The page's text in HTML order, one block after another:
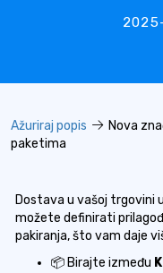
Ažuriraj popis
Nova
paketima
Dostava u vašoj trgovini
možete definirati
pakiranja, što vam daje
📦 Birajte između